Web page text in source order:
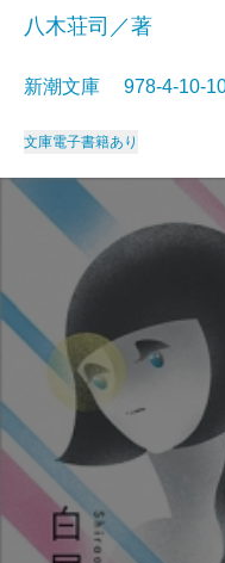
八木荘司／著
新潮文庫 978-4-10-
文庫電子書籍あり